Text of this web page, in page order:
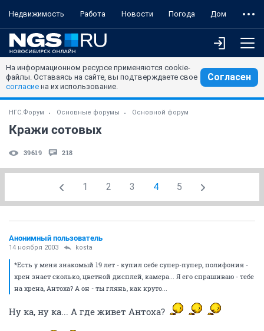
Недвижимость Работа Новости Погода Дом
На информационном ресурсе применяются cookie-
файлы. Оставаясь на сайте, вы подтверждаете свое
согласие на их использование.
Согласен
НГС.Форум Основные форумы Основной форум
Кражи сотовых
39619 218
1 2 3 4 5
Анонимный пользователь
14 ноября 2003 kosta
*Есть у меня знакомый 19 лет - купил себе супер-пупер, полифония -
хрен знает сколько, цветной дисплей, камера... Я его спрашиваю - тебе
на хрена, Антоха? А он - ты глянь, как круто...
Ну ка, ну ка... А где живет Антоха?